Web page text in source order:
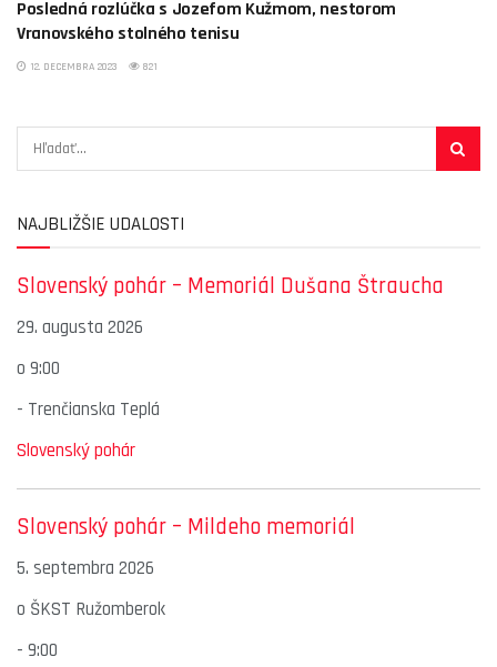
Posledná rozlúčka s Jozefom Kužmom, nestorom
Vranovského stolného tenisu
12. DECEMBRA 2023 821
NAJBLIŽŠIE UDALOSTI
Slovenský pohár – Memoriál Dušana Štraucha
29. augusta 2026
o 9:00
- Trenčianska Teplá
Slovenský pohár
Slovenský pohár – Mildeho memoriál
5. septembra 2026
o ŠKST Ružomberok
- 9:00